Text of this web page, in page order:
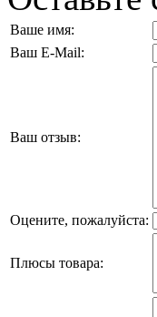
Ваше имя:
Ваш E-Mail:
Ваш отзыв:
Оцените, пожалуйста:
Плюсы товара: